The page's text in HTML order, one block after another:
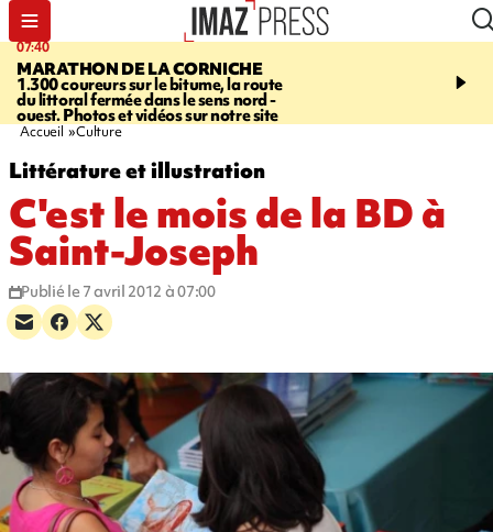
07:40
MARATHON DE LA CORNICHE
1.300 coureurs sur le bitume, la route
du littoral fermée dans le sens nord -
ouest. Photos et vidéos sur notre site
10:33
l’enfance - une
Accueil Culture
Littérature et illustration
C'est le mois de la BD à
Saint-Joseph
Publié le 7 avril 2012 à 07:00